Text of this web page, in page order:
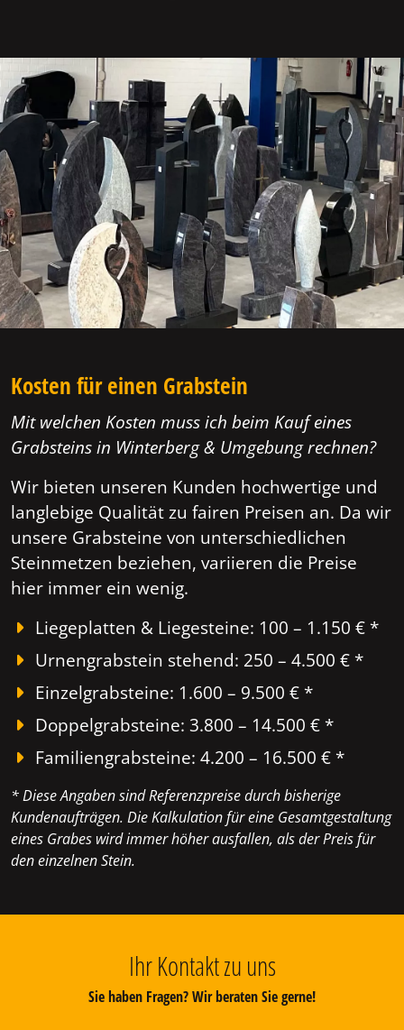
Kosten für einen Grabstein
Mit welchen Kosten muss ich beim Kauf eines
Grabsteins in Winterberg & Umgebung rechnen?
Wir bieten unseren Kunden hochwertige und
langlebige Qualität zu fairen Preisen an. Da wir
unsere Grabsteine von unterschiedlichen
Steinmetzen beziehen, variieren die Preise
hier immer ein wenig.
Liegeplatten & Liegesteine: 100 – 1.150 € *
Urnengrabstein stehend: 250 – 4.500 € *
Einzelgrabsteine: 1.600 – 9.500 € *
Doppelgrabsteine: 3.800 – 14.500 € *
Familiengrabsteine: 4.200 – 16.500 € *
* Diese Angaben sind Referenzpreise durch bisherige
Kundenaufträgen. Die Kalkulation für eine Gesamtgestaltung
eines Grabes wird immer höher ausfallen, als der Preis für
den einzelnen Stein.
Ihr Kontakt zu uns
Sie haben Fragen? Wir beraten Sie gerne!